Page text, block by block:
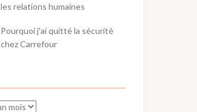
les relations humaines
Pourquoi j'ai quitté la sécurité
chez Carrefour